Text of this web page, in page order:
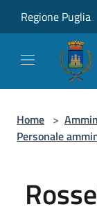
Regione Puglia
Home >
Personale